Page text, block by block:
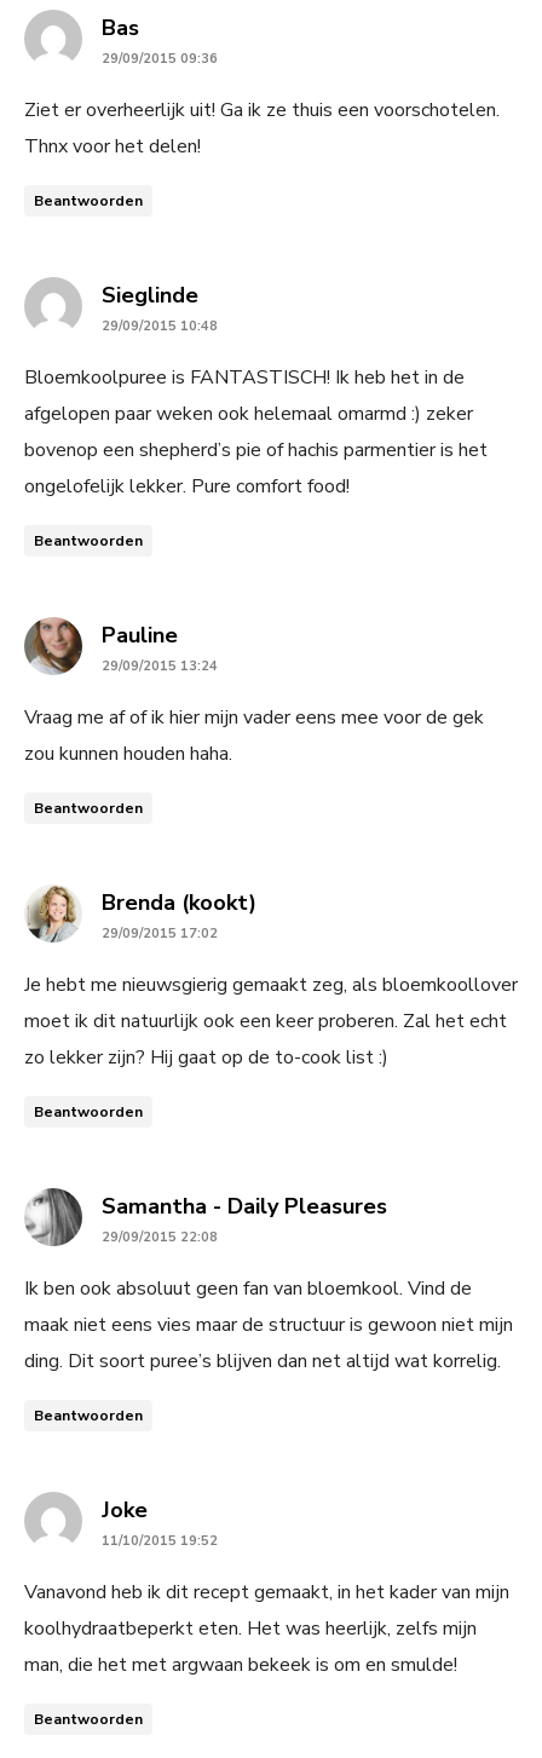
Bassays:
29/09/2015 09:36
Ziet er overheerlijk uit! Ga ik ze thuis een voorschotelen.
Thnx voor het delen!
Beantwoorden
Sieglindesays:
29/09/2015 10:48
Bloemkoolpuree is FANTASTISCH! Ik heb het in de
afgelopen paar weken ook helemaal omarmd :) zeker
bovenop een shepherd’s pie of hachis parmentier is het
ongelofelijk lekker. Pure comfort food!
Beantwoorden
Paulinesays:
29/09/2015 13:24
Vraag me af of ik hier mijn vader eens mee voor de gek
zou kunnen houden haha.
Beantwoorden
Brenda (kookt)
29/09/2015 17:02
Je hebt me nieuwsgierig gemaakt zeg, als bloemkoollover
moet ik dit natuurlijk ook een keer proberen. Zal het echt
zo lekker zijn? Hij gaat op de to-cook list :)
Beantwoorden
Samantha - Daily Pleasuressays:
29/09/2015 22:08
Ik ben ook absoluut geen fan van bloemkool. Vind de
maak niet eens vies maar de structuur is gewoon niet mijn
ding. Dit soort puree’s blijven dan net altijd wat korrelig.
Beantwoorden
Jokesays:
11/10/2015 19:52
Vanavond heb ik dit recept gemaakt, in het kader van mijn
koolhydraatbeperkt eten. Het was heerlijk, zelfs mijn
man, die het met argwaan bekeek is om en smulde!
Beantwoorden